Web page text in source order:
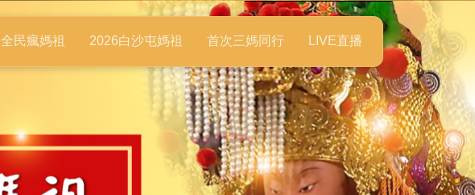
全民瘋媽祖 2026白沙屯媽祖 首次三媽同行 LIVE直播